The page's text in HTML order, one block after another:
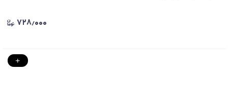
۷۲۸٫۰۰۰